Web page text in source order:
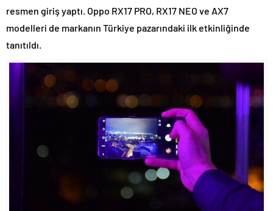
resmen giriş yaptı. Oppo RX17 PRO, RX17 NEO ve AX7
modelleri de markanın Türkiye pazarındaki ilk etkinliğinde
tanıtıldı.